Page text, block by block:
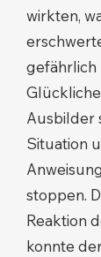
wirkten,
gefährlich
Ausbilder
Situation
stoppen.
Reaktion
konnte